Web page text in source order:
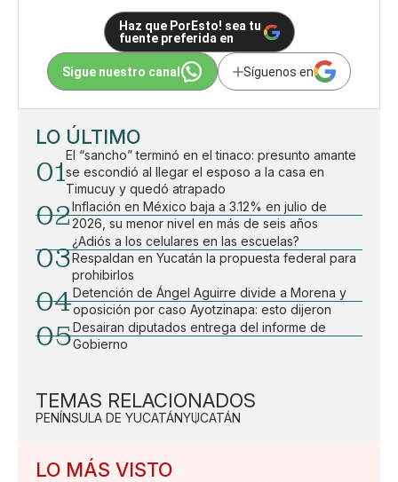
Haz que PorEsto! sea tu
fuente preferida en
Sigue nuestro canal Síguenos en
LO ÚLTIMO
01
El “sancho” terminó en el tinaco: presunto amante
se escondió al llegar el esposo a la casa en
Timucuy y quedó atrapado
02Inflación en México baja a 3.12% en julio de
2026, su menor nivel en más de seis años
03
¿Adiós a los celulares en las escuelas?
Respaldan en Yucatán la propuesta federal para
prohibirlos
04Detención de Ángel Aguirre divide a Morena y
oposición por caso Ayotzinapa: esto dijeron
05Desairan diputados entrega del informe de
Gobierno
TEMAS RELACIONADOS
PENÍNSULA DE YUCATÁNYUCATÁN
LO MÁS VISTO